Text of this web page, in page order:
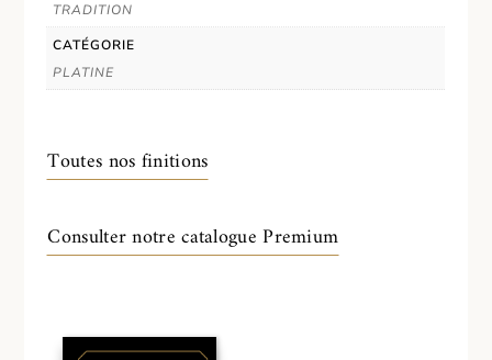
TRADITION
CATÉGORIE
PLATINE
Toutes nos finitions
Consulter notre catalogue Premium